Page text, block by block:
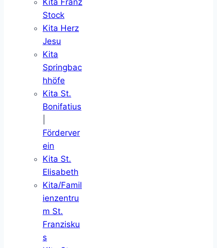
Kita Franz
Stock
Kita Herz
Jesu
Kita
Springbac
hhöfe
Kita St.
Bonifatius
Förderver
ein
Kita St.
Elisabeth
Kita/Famil
ienzentru
m St.
Franzisku
s